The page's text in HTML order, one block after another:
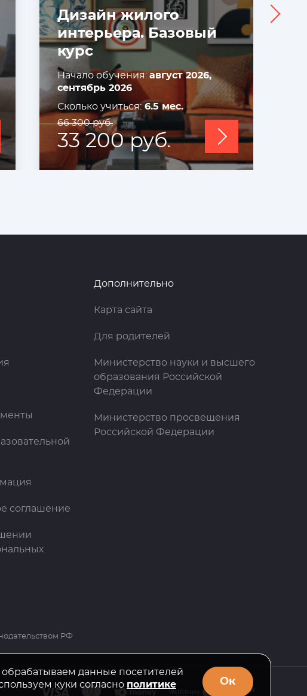
Дизайн жилого
интерьера. Базовый
курс
Начало обучения:август 2026,
сентябрь 2026
Сколько учиться: 6.5 мес.
66 300 руб.
33 200 руб.
данные посетителей
куки согласно политике Ок
соглашение
Дополнительно
Карта сайта
Для родителей
Министерство науки и высшего
образования Российской
Федерации
Министерство просвещения
Российской Федерации
РФ